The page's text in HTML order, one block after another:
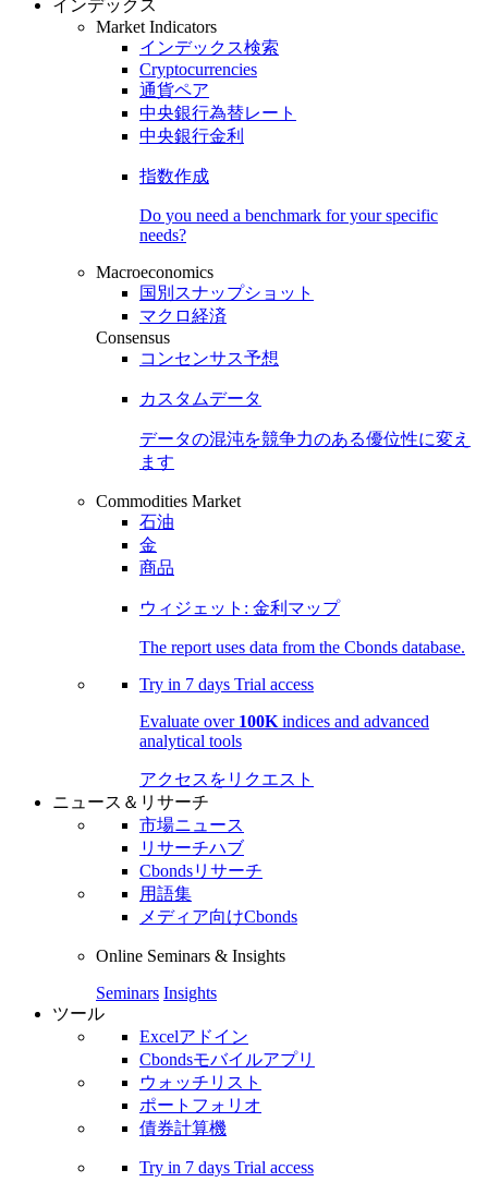
インデックス
Market Indicators
インデックス検索
Cryptocurrencies
通貨ペア
中央銀行為替レート
中央銀行金利
指数作成
Do you need a benchmark for your specific
needs?
Macroeconomics
国別スナップショット
マクロ経済
Consensus
コンセンサス予想
カスタムデータ
データの混沌を競争力のある優位性に変え
ます
Commodities Market
石油
金
商品
ウィジェット: 金利マップ
The report uses data from the Cbonds database.
Try in 7 days Trial access
Evaluate over 100K indices and advanced
analytical tools
アクセスをリクエスト
ニュース＆リサーチ
市場ニュース
リサーチハブ
Cbondsリサーチ
用語集
メディア向けCbonds
Online Seminars & Insights
Seminars Insights
ツール
Excelアドイン
Cbondsモバイルアプリ
ウォッチリスト
ポートフォリオ
債券計算機
Try in 7 days Trial access